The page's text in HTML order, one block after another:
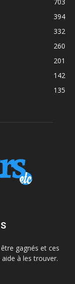
703
394
332
260
201
142
135
gagnés et ces
à les trouver.